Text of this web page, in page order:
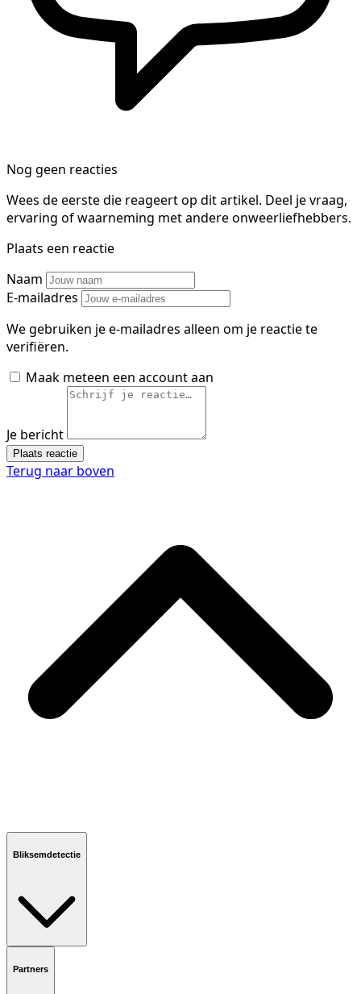
Nog geen reacties
Wees de eerste die reageert op dit artikel. Deel je vraag,
ervaring of waarneming met andere onweerliefhebbers.
Plaats een reactie
Naam
E-mailadres
We gebruiken je e-mailadres alleen om je reactie te
verifiëren.
Maak meteen een account aan
Je bericht
Plaats reactie
Terug naar boven
Bliksemdetectie
Partners